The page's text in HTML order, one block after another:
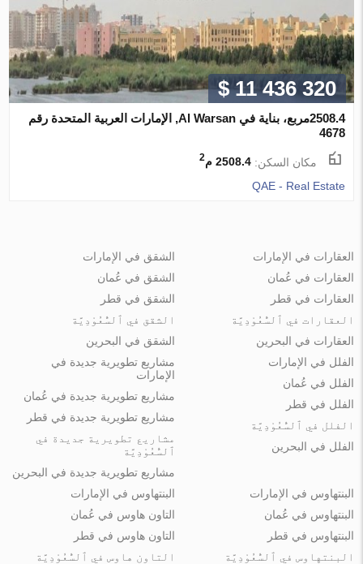
$ 11 436 320
2508.4مربع، بناية في Al Warsan, الإمارات العربية المتحدة رقم
4678
مكان السكن:2508.4 م 2
QAE - Real Estate
العقارات في الإمارات
العقارات في عُمان
العقارات في قطر
العقارات في ٱلسُّعُوْدِيَّة
العقارات في البحرين
الشقق في الإمارات
الشقق في عُمان
الشقق في قطر
الشقق في ٱلسُّعُوْدِيَّة
الشقق في البحرين
الفلل في الإمارات
الفلل في عُمان
الفلل في قطر
الفلل في ٱلسُّعُوْدِيَّة
الفلل في البحرين
مشاريع تطويرية جديدة في
الإمارات
مشاريع تطويرية جديدة في عُمان
مشاريع تطويرية جديدة في قطر
مشاريع تطويرية جديدة في
ٱلسُّعُوْدِيَّة
مشاريع تطويرية جديدة في البحرين
البنتهاوس في الإمارات
البنتهاوس في عُمان
البنتهاوس في قطر
البنتهاوس في ٱلسُّعُوْدِيَّة
البنتهاوس في الإمارات
التاون هاوس في عُمان
التاون هاوس في قطر
التاون هاوس في ٱلسُّعُوْدِيَّة